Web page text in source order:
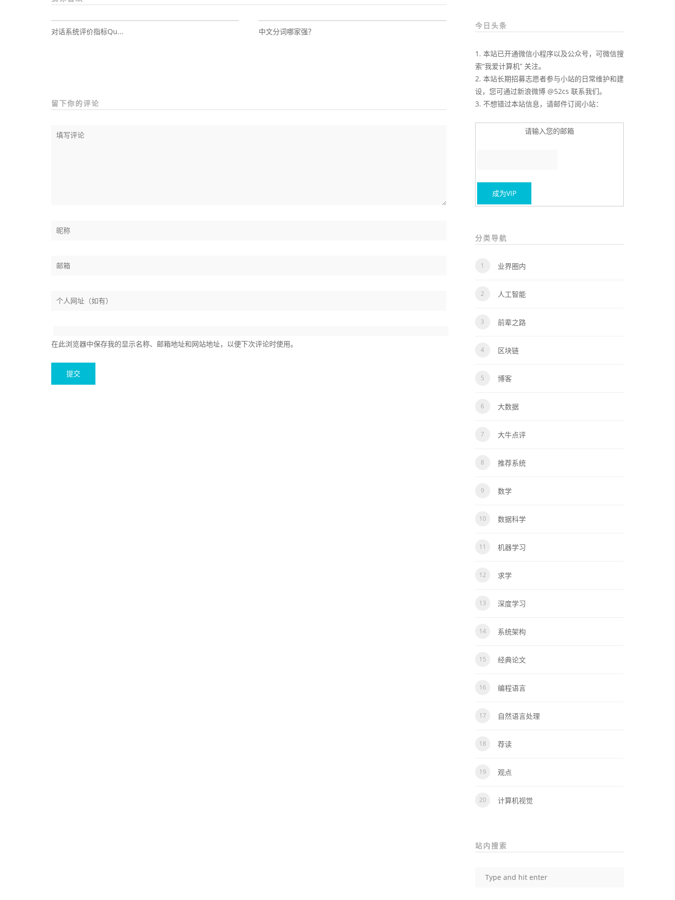
对话系统评价指标Qu... 中文分词哪家强？
留下你的评论
在此浏览器中保存我的显示名称、邮箱地址和网站地址，以便下次评论时使用。
今日头条
1. 本站已开通微信小程序以及公众号，可微信搜
索“我爱计算机” 关注。
2. 本站长期招募志愿者参与小站的日常维护和建
设，您可通过新浪微博 @52cs 联系我们。
3. 不想错过本站信息，请邮件订阅小站：
请输入您的邮箱
分类导航
业界圈内
人工智能
前辈之路
区块链
博客
大数据
大牛点评
推荐系统
数学
数据科学
机器学习
求学
深度学习
系统架构
经典论文
编程语言
自然语言处理
荐读
观点
计算机视觉
站内搜索